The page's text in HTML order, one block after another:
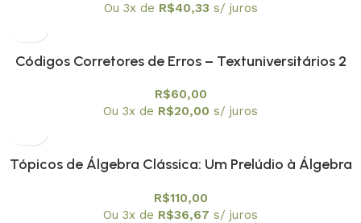
Ou 3x de R$40,33 s/ juros
Códigos Corretores de Erros – Textuniversitários 2
R$60,00
Ou 3x de R$20,00 s/ juros
Tópicos de Álgebra Clássica: Um Prelúdio à Álgebra
R$110,00
Ou 3x de R$36,67 s/ juros